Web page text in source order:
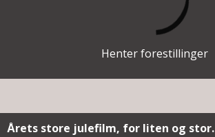
Henter forestillinger
Årets store julefilm, for liten og stor.